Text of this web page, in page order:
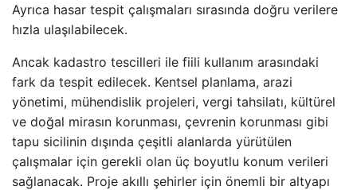
Ayrıca hasar tespit çalışmaları sırasında doğru verilere
hızla ulaşılabilecek.
Ancak kadastro tescilleri ile fiili kullanım arasındaki
fark da tespit edilecek. Kentsel planlama, arazi
yönetimi, mühendislik projeleri, vergi tahsilatı, kültürel
ve doğal mirasın korunması, çevrenin korunması gibi
tapu sicilinin dışında çeşitli alanlarda yürütülen
çalışmalar için gerekli olan üç boyutlu konum verileri
sağlanacak. Proje akıllı şehirler için önemli bir altyapı